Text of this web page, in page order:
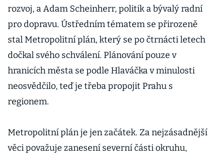
rozvoj, a Adam Scheinherr, politik a bývalý radní
pro dopravu. Ústředním tématem se přirozeně
stal Metropolitní plán, který se po čtrnácti letech
dočkal svého schválení. Plánování pouze v
hranicích města se podle Hlaváčka v minulosti
neosvědčilo, teď je třeba propojit Prahu s
regionem.
Metropolitní plán je jen začátek. Za nejzásadnější
věci považuje zanesení severní části okruhu,